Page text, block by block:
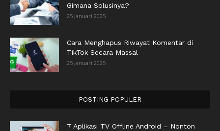
Gimana Solusinya?
25 Januari 2025
Cara Menghapus Riwayat Komentar di
TikTok Secara Massal
25 Januari 2025
POSTING POPULER
7 Aplikasi TV Offline Android – Nonton